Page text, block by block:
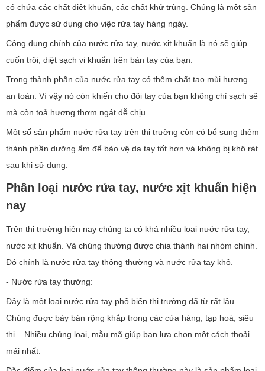
có chứa các chất diệt khuẩn, các chất khử trùng. Chúng là một sản
phẩm được sử dụng cho việc rửa tay hàng ngày.
Công dụng chính của nước rửa tay, nước xịt khuẩn là nó sẽ giúp
cuốn trôi, diệt sạch vi khuẩn trên bàn tay của bạn.
Trong thành phần của nước rửa tay có thêm chất tạo mùi hương
an toàn. Vì vậy nó còn khiến cho đôi tay của bạn không chỉ sạch sẽ
mà còn toả hương thơm ngát dễ chịu.
Một số sản phẩm nước rửa tay trên thị trường còn có bổ sung thêm
thành phần dưỡng ẩm để bảo vệ da tay tốt hơn và không bị khô rát
sau khi sử dụng.
Phân loại nước rửa tay, nước xịt khuẩn hiện
nay
Trên thị trường hiện nay chúng ta có khá nhiều loại nước rửa tay,
nước xịt khuẩn. Và chúng thường được chia thành hai nhóm chính.
Đó chính là nước rửa tay thông thường và nước rửa tay khô.
- Nước rửa tay thường:
Đây là một loại nước rửa tay phổ biến thị trường đã từ rất lâu.
Chúng được bày bán rộng khắp trong các cửa hàng, tạp hoá, siêu
thị... Nhiều chủng loại, mẫu mã giúp bạn lựa chọn một cách thoải
mái nhất.